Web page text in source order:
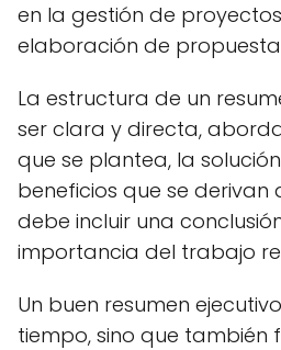
en la gestión de
elaboración de
La estructura de un
ser clara y directa,
que se plantea, la
beneficios que se derivan
debe incluir una
importancia del trabajo
Un buen resumen
tiempo, sino que también